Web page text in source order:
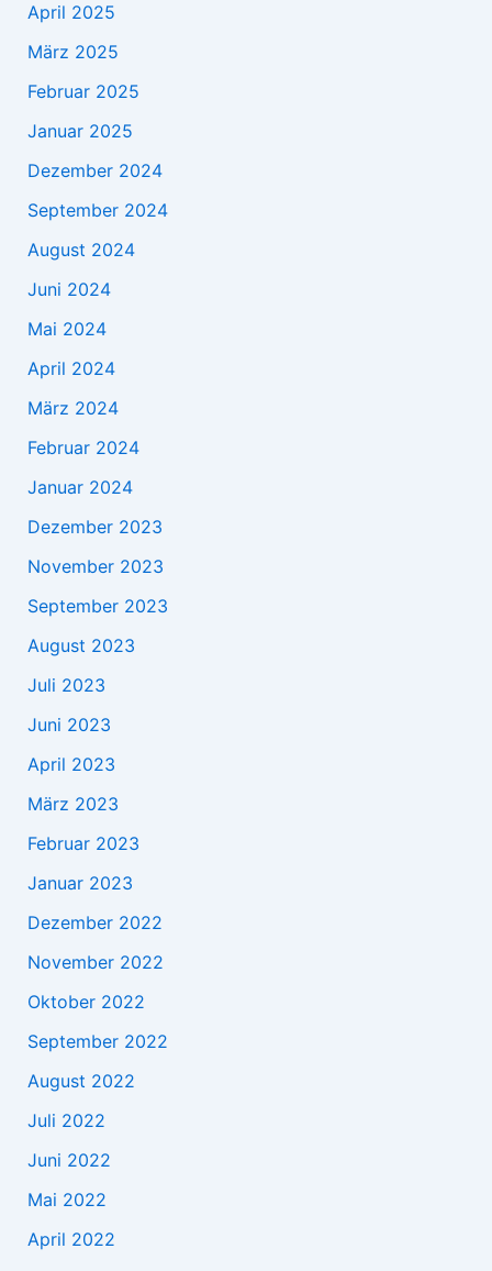
April 2025
März 2025
Februar 2025
Januar 2025
Dezember 2024
September 2024
August 2024
Juni 2024
Mai 2024
April 2024
März 2024
Februar 2024
Januar 2024
Dezember 2023
November 2023
September 2023
August 2023
Juli 2023
Juni 2023
April 2023
März 2023
Februar 2023
Januar 2023
Dezember 2022
November 2022
Oktober 2022
September 2022
August 2022
Juli 2022
Juni 2022
Mai 2022
April 2022